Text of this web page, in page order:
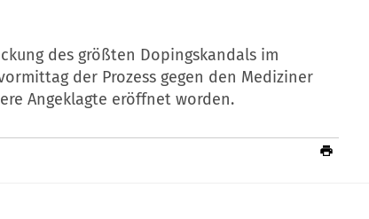
des größten Dopingskandals im
der Prozess gegen den Mediziner
Angeklagte eröffnet worden.